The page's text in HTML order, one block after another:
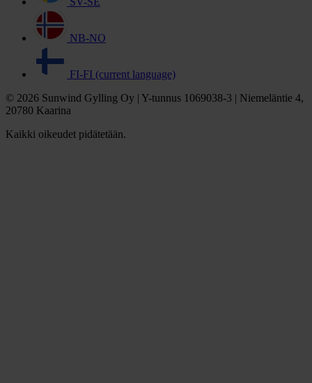
NB-NO
FI-FI (current language)
© 2026 Sunwind Gylling Oy | Y-tunnus 1069038-3 | Niemeläntie 4,
20780 Kaarina
Kaikki oikeudet pidätetään.